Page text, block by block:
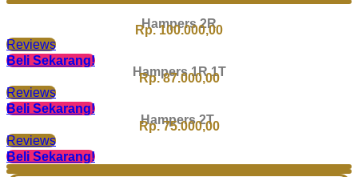
Hampers 2R
Rp. 100.000,00
Beli Sekarang!
Reviews
Hampers 1R 1T
Rp. 87.000,00
Beli Sekarang!
Reviews
Hampers 2T
Rp. 75.000,00
Beli Sekarang!
Reviews